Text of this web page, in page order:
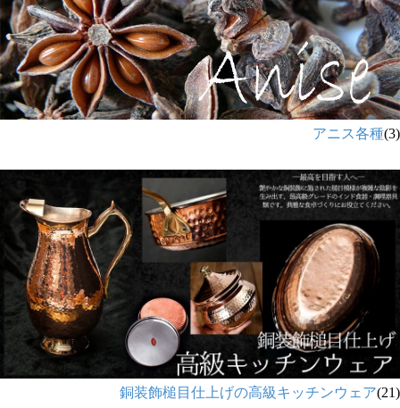
アニス各種(3)
銅装飾槌目仕上げの高級キッチンウェア(21)